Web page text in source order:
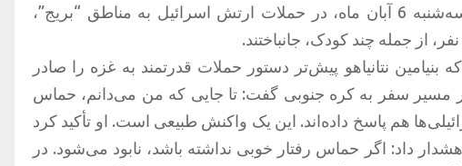
به گزارش منابع فلسطینی، روز سه‌شنبه 6 آبان ماه، در حملات ارتش اسرائیل به مناطق “بریج”،
نتانیاهو پیش‌تر دستور حملات قدرتمند به غزه را صادر
مسیر سفر به کره جنوبی گفت: تا جایی که من می‌دانم، حماس
هم پاسخ داده‌اند. این یک واکنش طبیعی است. او تأکید کرد
داد: اگر حماس رفتار خوبی نداشته باشد، نابود می‌شود. در